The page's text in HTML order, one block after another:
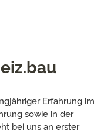
Erfahrung im
sowie in der
bei uns an erster